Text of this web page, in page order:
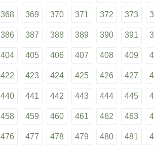
368 369 370 371 372 373
386 387 388 389 390 391
404 405 406 407 408 409
422 423 424 425 426 427
440 441 442 443 444 445
458 459 460 461 462 463
476 477 478 479 480 481